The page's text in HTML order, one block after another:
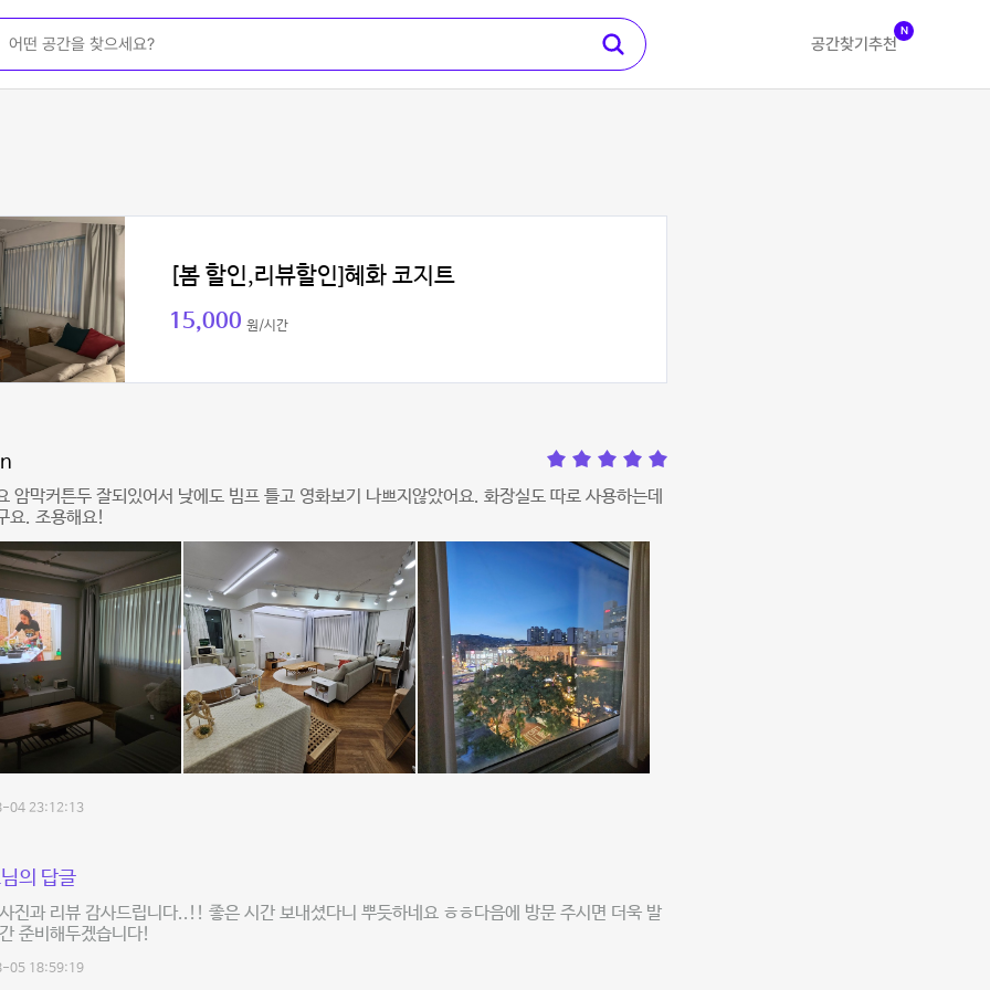
공간찾기 추천
N
[봄 할인,리뷰할인]혜화 코지트
15,000 원/시간
암막커튼두 잘되있어서 낮에도 빔프 틀고 영화보기 나쁘지않았어요. 화장실도 따로 사용하는데
요. 조용해요!
04 23:12:13
의 답글
진과 리뷰 감사드립니다..!! 좋은 시간 보내셨다니 뿌듯하네요 ㅎㅎ다음에 방문 주시면 더욱 발
준비해두겠습니다!
05 18:59:19